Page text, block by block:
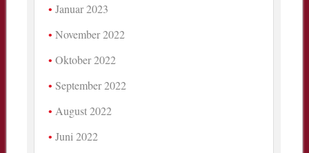
Januar 2023
November 2022
Oktober 2022
September 2022
August 2022
Juni 2022